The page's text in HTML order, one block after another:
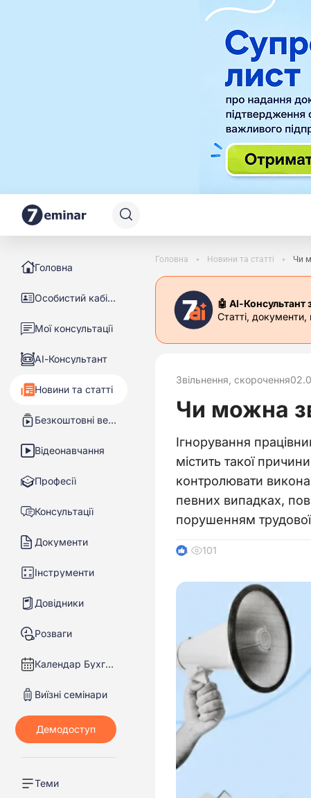
Головна
Особистий кабінет
Мої консультації
АІ-Консультант
Новини та статті
Безкоштовні вебінари
Відеонавчання
Професії
Консультації
Документи
Інструменти
Довідники
Розваги
Календар Бухгалтера
Виїзні семінари
Теми
Головна Новини та статті Чи
🤖 АІ-Консультант
Статті,
Звільнення, скорочення
Чи можна
Ігнорування
містить такої
контролювати
певних випадках,
порушенням
4 101